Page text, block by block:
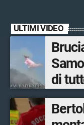
ULTIMI VIDEO
di